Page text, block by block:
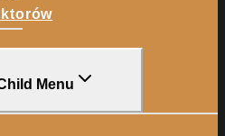
Menu